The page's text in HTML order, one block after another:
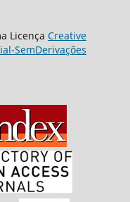
Licença Creative
SemDerivações